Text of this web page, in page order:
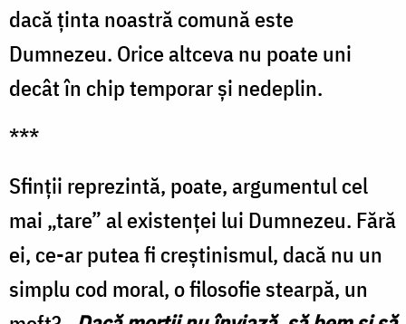
dacă ţinta noastră comună este
Dumnezeu. Orice altceva nu poate uni
decât în chip temporar şi nedeplin.
***
Sfinţii reprezintă, poate, argumentul cel
mai „tare” al existenţei lui Dumnezeu. Fără
ei, ce-ar putea fi creştinismul, dacă nu un
simplu cod moral, o filosofie stearpă, un